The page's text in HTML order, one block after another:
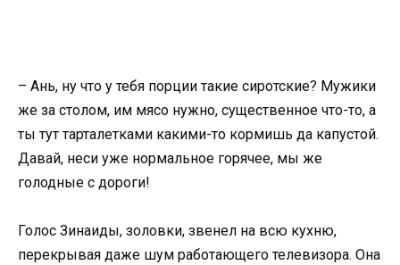
– Ань, ну что у тебя порции такие сиротские? Мужики
же за столом, им мясо нужно, существенное что-то, а
ты тут тарталетками какими-то кормишь да капустой.
Давай, неси уже нормальное горячее, мы же
голодные с дороги!
Голос Зинаиды, золовки, звенел на всю кухню,
перекрывая даже шум работающего телевизора. Она